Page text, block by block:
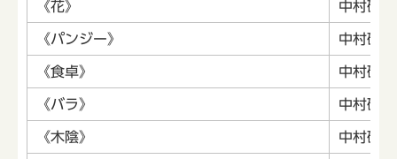
《花》 中村研一
《パンジー》 中村研一
《食卓》 中村研一
《バラ》 中村研一
《木陰》 中村研一